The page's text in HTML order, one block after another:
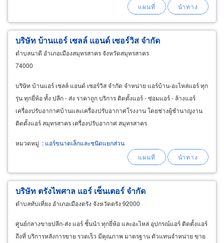
บริษัท บ้านแอร์ เซลล์ แอนด์ เซอร์วิส จำกัด
ตำบลนาดี อำเภอเมืองสมุทรสาคร จังหวัดสมุทรสาคร
74000
บริษัท บ้านแอร์ เซลล์ แอนด์ เซอร์วิส จำกัด จำหน่าย แอร์บ้าน-อะไหล่แอร์ ทุก
รุ่น ทุกยี่ห้อ ทั้ง ปลีก - ส่ง ราคาถูก บริการ ติดตั้งแอร์ - ซ่อมแอร์ - ล้างแอร์
เครื่องปรับอากาศบ้านและเครื่องปรับอากาศโรงงาน โดยช่างผู้ชำนาญงาน
ติดตั้งแอร์ สมุทรสาคร เครื่องปรับอากาศ สมุทรสาคร
หมวดหมู่ : แอร์ขนาดเล็กและชนิดแยกส่วน
บริษัท ตรังไพศาล แอร์ เซ็นเตอร์ จำกัด
ตำบลทับเที่ยง อำเภอเมืองตรัง จังหวัดตรัง 92000
ศูนย์กลางขายปลีก-ส่ง แอร์ ชั้นนำ ทุกยี่ห้อ และอะไหล่ อุปกรณ์แอร์ ติดตั้งแอร์
ถึงที่ บริการหลังการขาย รวดเร็ว มีคุณภาพ มาตรฐาน ตัวแทนจำหน่าย ขาย